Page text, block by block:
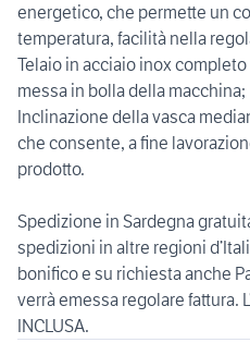
energetico, che permette un
temperatura, facilità nella
Telaio in acciaio inox
messa in bolla della macchina;
Inclinazione della vasca
che consente, a fine
prodotto.
Spedizione in Sardegna
spedizioni in altre regioni
bonifico e su richiesta anche
verrà emessa regolare fattura.
INCLUSA.